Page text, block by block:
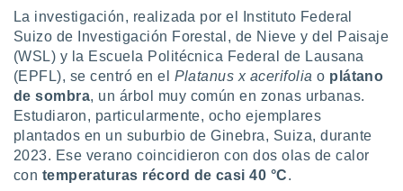
acceder a
web a
abono
La investigación, realizada por el Instituto Federal
Suizo de Investigación Forestal, de Nieve y del Paisaje
(WSL) y la Escuela Politécnica Federal de Lausana
(EPFL), se centró en el Platanus x acerifolia o plátano
de sombra, un árbol muy común en zonas urbanas.
Estudiaron, particularmente, ocho ejemplares
plantados en un suburbio de Ginebra, Suiza, durante
2023. Ese verano coincidieron con dos olas de calor
con temperaturas récord de casi 40 °C.